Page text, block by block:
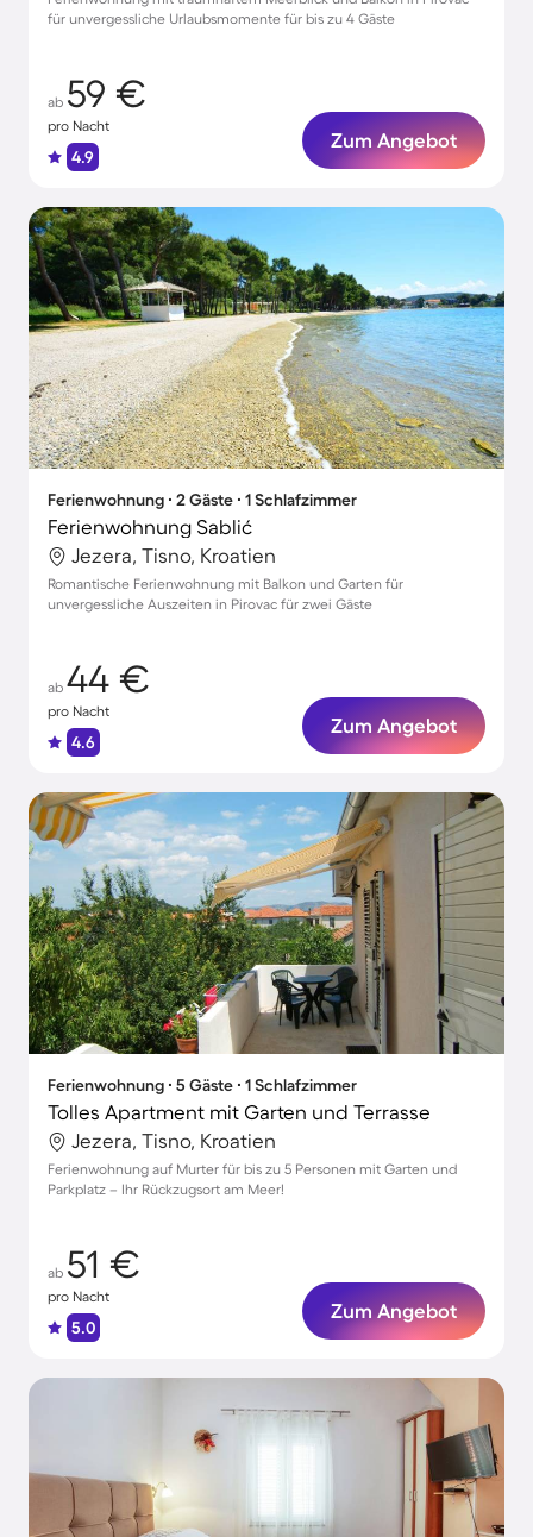
für unvergessliche Urlaubsmomente für bis zu 4 Gäste
ab 59 €
pro Nacht
4.9
Zum Angebot
Ferienwohnung ∙ 2 Gäste ∙ 1 Schlafzimmer
Ferienwohnung Sablić
Jezera, Tisno, Kroatien
Romantische Ferienwohnung mit Balkon und Garten für
unvergessliche Auszeiten in Pirovac für zwei Gäste
ab 44 €
pro Nacht
4.6
Zum Angebot
Ferienwohnung ∙ 5 Gäste ∙ 1 Schlafzimmer
Tolles Apartment mit Garten und Terrasse
Jezera, Tisno, Kroatien
Ferienwohnung auf Murter für bis zu 5 Personen mit Garten und
Parkplatz – Ihr Rückzugsort am Meer!
ab 51 €
pro Nacht
5.0
Zum Angebot